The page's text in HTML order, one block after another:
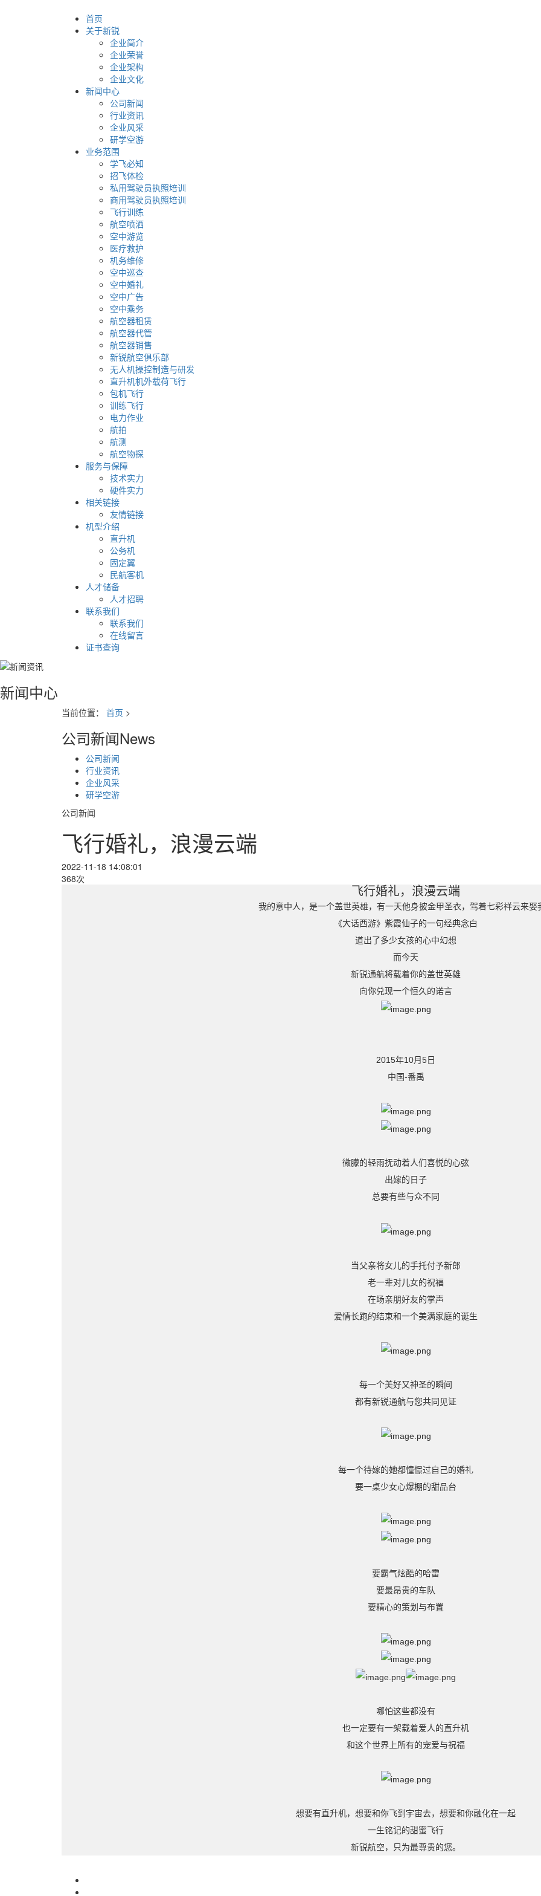
首页
关于新锐
企业简介
企业荣誉
企业架构
企业文化
新闻中心
公司新闻
行业资讯
企业风采
研学空游
业务范围
学飞必知
招飞体检
私用驾驶员执照培训
商用驾驶员执照培训
飞行训练
航空喷洒
空中游览
医疗救护
机务维修
空中巡查
空中婚礼
空中广告
空中乘务
航空器租赁
航空器代管
航空器销售
新锐航空俱乐部
无人机操控制造与研发
直升机机外载荷飞行
包机飞行
训练飞行
电力作业
航拍
航测
航空物探
服务与保障
技术实力
硬件实力
相关链接
友情链接
机型介绍
直升机
公务机
固定翼
民航客机
人才储备
人才招聘
联系我们
联系我们
在线留言
证书查询
新闻中心
当前位置： 首页 >
公司新闻News
公司新闻
行业资讯
企业风采
研学空游
公司新闻
飞行婚礼，浪漫云端
2022-11-18 14:08:01
368次
飞行婚礼，浪漫云端
我的意中人，是一个盖世英雄，有一天他身披金甲圣衣，驾着七彩祥云来娶
《大话西游》紫霞仙子的一句经典念白
道出了多少女孩的心中幻想
而今天
新锐通航将载着你的盖世英雄
向你兑现一个恒久的诺言
2015年10月5日
中国-番禹
微朦的轻雨抚动着人们喜悦的心弦
出嫁的日子
总要有些与众不同
当父亲将女儿的手托付予新郎
老一辈对儿女的祝福
在场亲朋好友的掌声
爱情长跑的结束和一个美满家庭的诞生
每一个美好又神圣的瞬间
都有新锐通航与您共同见证
每一个待嫁的她都憧憬过自己的婚礼
要一桌少女心爆棚的甜品台
要霸气炫酷的哈雷
要最昂贵的车队
要精心的策划与布置
哪怕这些都没有
也一定要有一架载着爱人的直升机
和这个世界上所有的宠爱与祝福
想要有直升机， 想要和你飞到宇宙去， 想要和你融化在一起
一生铭记的甜蜜飞行
新锐航空，只为最尊贵的您。